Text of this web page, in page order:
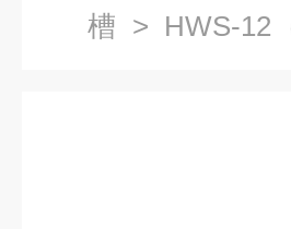
槽 > HWS-12